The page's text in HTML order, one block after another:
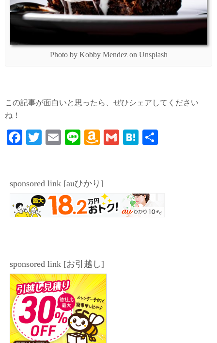
Photo by Kobby Mendez on Unsplash
この記事が面白いと思ったら、ぜひシェアしてください
ね！
Fa
ok
T
r
E
Li A
on
W
is
st
G
H
sponsored link [auひかり]
sponsored link [お引越し]